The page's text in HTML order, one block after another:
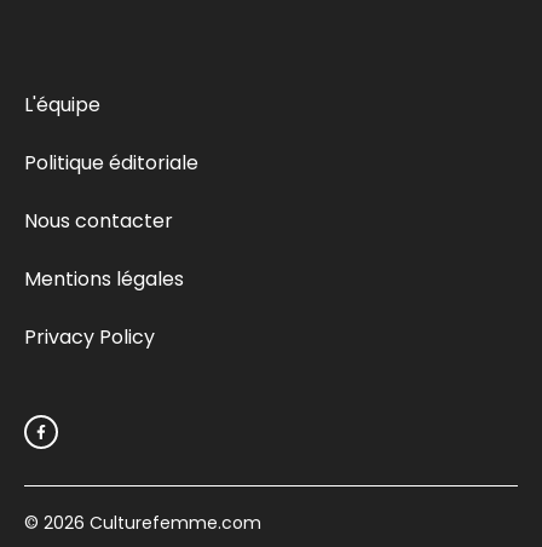
L'équipe
Politique éditoriale
Nous contacter
Mentions légales
Privacy Policy
© 2026 Culturefemme.com